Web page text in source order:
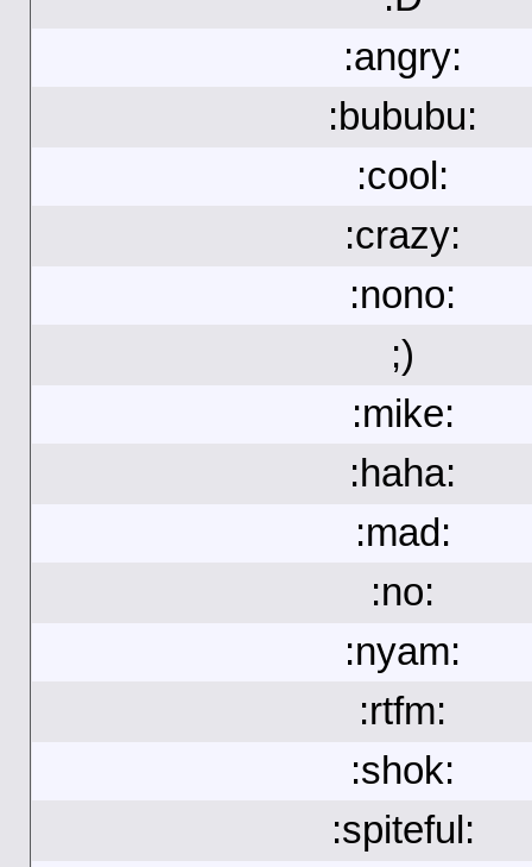
:angry:
:bububu:
:cool:
:crazy:
:nono:
;)
:mike:
:haha:
:mad:
:no:
:nyam:
:rtfm:
:shok:
:spiteful: